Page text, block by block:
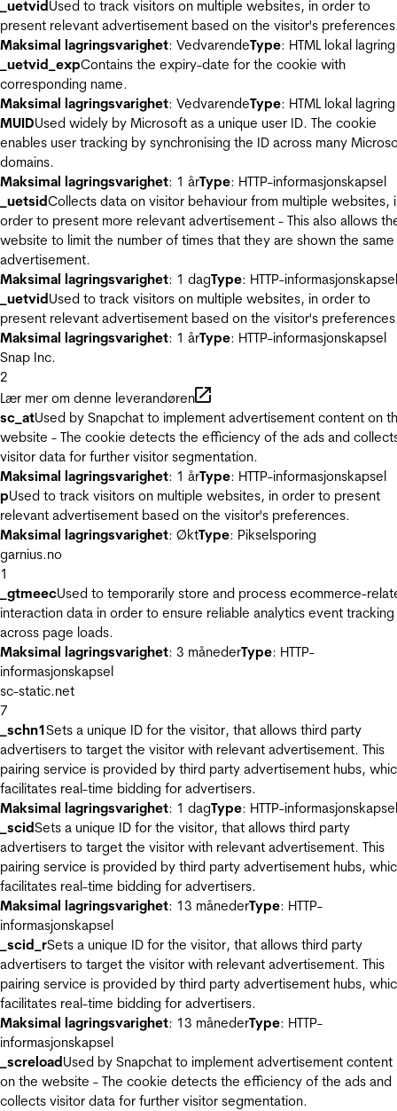
_uetvid Used to track visitors on multiple websites, in order to
present relevant advertisement based on the visitor's
Maksimal lagringsvarighet: VedvarendeType: HTML lokal lagring
_uetvid_expContains the expiry-date for the cookie with
corresponding name.
Maksimal lagringsvarighet: VedvarendeType: HTML lokal lagring
MUIDUsed widely by Microsoft as a unique user ID. The cookie
enables user tracking by synchronising the ID across many
domains.
Maksimal lagringsvarighet: 1 årType: HTTP-informasjonskapsel
_uetsidCollects data on visitor behaviour from multiple websites,
order to present more relevant advertisement - This also allows
website to limit the number of times that they are shown the same
advertisement.
Maksimal lagringsvarighet: 1 dagType: HTTP-informasjonskapsel
_uetvidUsed to track visitors on multiple websites, in order to
present relevant advertisement based on the visitor's
Maksimal lagringsvarighet: 1 årType: HTTP-informasjonskapsel
Snap Inc.
2
Lær mer om denne leverandøren
sc_atUsed by Snapchat to implement advertisement content on
website - The cookie detects the efficiency of the ads and
visitor data for further visitor segmentation.
Maksimal lagringsvarighet: 1 årType: HTTP-informasjonskapsel
pUsed to track visitors on multiple websites, in order to present
relevant advertisement based on the visitor's preferences.
Maksimal lagringsvarighet: ØktType: Pikselsporing
garnius.no
1
_gtmeecUsed to temporarily store and process ecommerce-
interaction data in order to ensure reliable analytics event tracking
across page loads.
Maksimal lagringsvarighet: 3 månederType: HTTP-
informasjonskapsel
sc-static.net
7
_schn1Sets a unique ID for the visitor, that allows third party
advertisers to target the visitor with relevant advertisement. This
pairing service is provided by third party advertisement hubs,
facilitates real-time bidding for advertisers.
Maksimal lagringsvarighet: 1 dagType: HTTP-informasjonskapsel
_scidSets a unique ID for the visitor, that allows third party
advertisers to target the visitor with relevant advertisement. This
pairing service is provided by third party advertisement hubs,
facilitates real-time bidding for advertisers.
Maksimal lagringsvarighet: 13 månederType: HTTP-
informasjonskapsel
_scid_rSets a unique ID for the visitor, that allows third party
advertisers to target the visitor with relevant advertisement. This
pairing service is provided by third party advertisement hubs,
facilitates real-time bidding for advertisers.
Maksimal lagringsvarighet: 13 månederType: HTTP-
informasjonskapsel
_screloadUsed by Snapchat to implement advertisement content
on the website - The cookie detects the efficiency of the ads and
collects visitor data for further visitor segmentation.